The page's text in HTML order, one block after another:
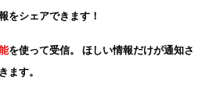
をシェアできます！
を使って受信。 ほしい情報だけが通知さ
ます。